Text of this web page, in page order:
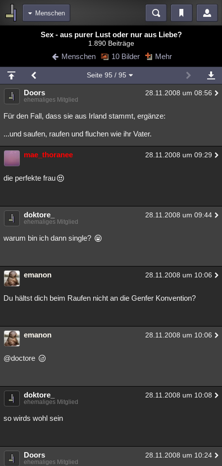
Menschen
Blogs Videos
Chat Wiki Neuigkeiten
meine Rubriken
Menschen Mystery Kriminalfälle
Spiritualität Verschwörungen Technologie
Natur Umfragen Unterhaltung
weitere Rubriken
Philosophie
Astronomie Helpdesk
Übersichten
Sex - aus purer Lust oder nur aus Liebe?
1.890 Beiträge
Menschen 10 Bilder Mehr
Seite 95 / 95
Doors 28.11.2008 um 08:56
ehemaliges Mitglied
Für den Fall, dass sie aus Irland stammt, ergänze:
...und saufen, raufen und fluchen wie ihr Vater.
mae_thoranee 28.11.2008 um 09:29
die perfekte frau
doktore_ 28.11.2008 um 09:44
ehemaliges Mitglied
warum bin ich dann single?
emanon 28.11.2008 um 10:06
Du hältst dich beim Raufen nicht an die Genfer Konvention?
emanon 28.11.2008 um 10:06
@doctore
doktore_ 28.11.2008 um 10:08
ehemaliges Mitglied
so wirds wohl sein
Doors 28.11.2008 um 10:24
ehemaliges Mitglied